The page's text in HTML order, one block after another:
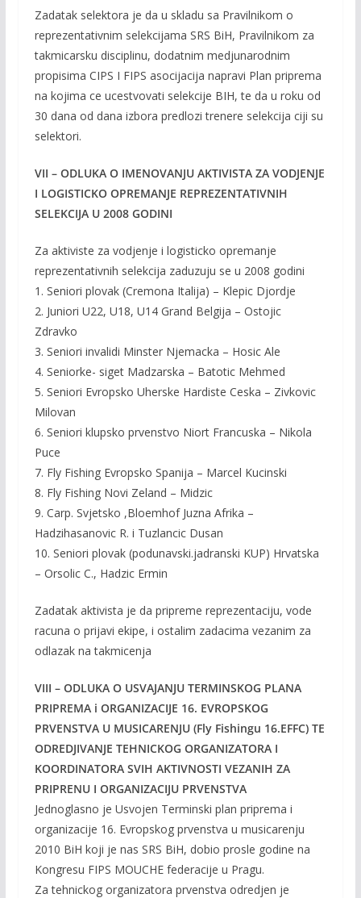
Zadatak selektora je da u skladu sa Pravilnikom o
reprezentativnim selekcijama SRS BiH, Pravilnikom za
takmicarsku disciplinu, dodatnim medjunarodnim
propisima CIPS I FIPS asocijacija napravi Plan priprema
na kojima ce ucestvovati selekcije BIH, te da u roku od
30 dana od dana izbora predlozi trenere selekcija ciji su
selektori.
VII – ODLUKA O IMENOVANJU AKTIVISTA ZA VODJENJE
I LOGISTICKO OPREMANJE REPREZENTATIVNIH
SELEKCIJA U 2008 GODINI
Za aktiviste za vodjenje i logisticko opremanje
reprezentativnih selekcija zaduzuju se u 2008 godini
1. Seniori plovak (Cremona Italija) – Klepic Djordje
2. Juniori U22, U18, U14 Grand Belgija – Ostojic
Zdravko
3. Seniori invalidi Minster Njemacka – Hosic Ale
4. Seniorke- siget Madzarska – Batotic Mehmed
5. Seniori Evropsko Uherske Hardiste Ceska – Zivkovic
Milovan
6. Seniori klupsko prvenstvo Niort Francuska – Nikola
Puce
7. Fly Fishing Evropsko Spanija – Marcel Kucinski
8. Fly Fishing Novi Zeland – Midzic
9. Carp. Svjetsko ,Bloemhof Juzna Afrika –
Hadzihasanovic R. i Tuzlancic Dusan
10. Seniori plovak (podunavski.jadranski KUP) Hrvatska
– Orsolic C., Hadzic Ermin
Zadatak aktivista je da pripreme reprezentaciju, vode
racuna o prijavi ekipe, i ostalim zadacima vezanim za
odlazak na takmicenja
VIII – ODLUKA O USVAJANJU TERMINSKOG PLANA
PRIPREMA i ORGANIZACIJE 16. EVROPSKOG
PRVENSTVA U MUSICARENJU (Fly Fishingu 16.EFFC) TE
ODREDJIVANJE TEHNICKOG ORGANIZATORA I
KOORDINATORA SVIH AKTIVNOSTI VEZANIH ZA
PRIPRENU I ORGANIZACIJU PRVENSTVA
Jednoglasno je Usvojen Terminski plan priprema i
organizacije 16. Evropskog prvenstva u musicarenju
2010 BiH koji je nas SRS BiH, dobio prosle godine na
Kongresu FIPS MOUCHE federacije u Pragu.
Za tehnickog organizatora prvenstva odredjen je